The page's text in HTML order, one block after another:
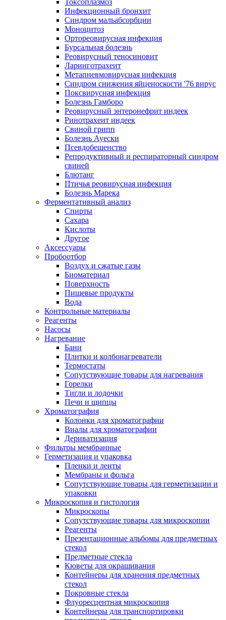
Токсоплазмоз
Инфекционный бронхит
Синдром мальабсорбции
Моноцитоз
Ортореовирусная инфекция
Бурсальная болезнь
Реовирусный теносиновит
Ларинготрахеит
Метапневмовирусная инфекция
Синдром снижения яйценоскости '76 вирус
Поксвирусная инфекция
Болезнь Гамборо
Реовирусный энтеронефрит индеек
Ринотрахеит индеек
Свиной грипп
Болезнь Ауески
Псевдобешенство
Репродуктивный и респираторный синдром
свиней
Блютанг
Птичья реовирусная инфекция
Болезнь Марека
Ферментативный анализ
Спирты
Сахара
Кислоты
Другое
Аксессуары
Пробоотбор
Воздух и сжатые газы
Биоматериал
Поверхность
Пищевые продукты
Вода
Контрольные материалы
Реагенты
Насосы
Нагревание
Бани
Плитки и колбонагреватели
Термостаты
Сопутствующие товары для нагревания
Горелки
Тигли и лодочки
Печи и щипцы
Хроматография
Колонки для хроматографии
Виалы для хроматографии
Дериватизация
Фильтры мембранные
Герметизация и упаковка
Пленки и ленты
Мембраны и фольга
Сопутствующие товары для герметизации и
упаковки
Микроскопия и гистология
Микроскопы
Сопутствующие товары для микроскопии
Реагенты
Презентационные альбомы для предметных
стекол
Предметные стекла
Кюветы для окрашивания
Контейнеры для хранения предметных
стекол
Покровные стекла
Флуоресцентная микроскопия
Контейнеры для транспортировки